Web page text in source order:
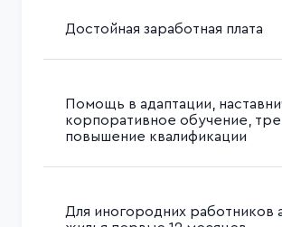
Достойная заработная плата
Помощь в адаптации,
корпоративное обучение,
повышение квалификации
Для иногородних работников